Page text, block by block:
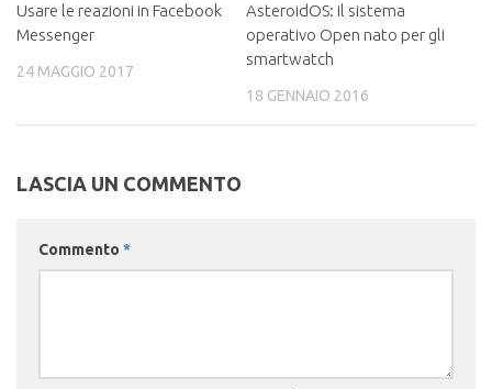
Usare le reazioni in Facebook
Messenger
24 MAGGIO 2017
AsteroidOS: il sistema
operativo Open nato per gli
smartwatch
18 GENNAIO 2016
LASCIA UN COMMENTO
Commento *